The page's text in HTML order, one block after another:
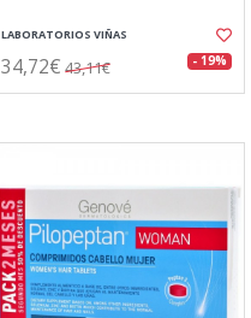
LABORATORIOS VIÑAS
34,72€ 43,11€ - 19%